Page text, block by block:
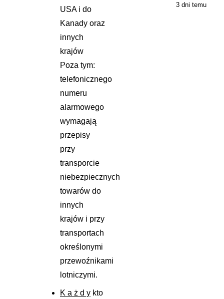
USA i do
Kanady oraz
innych
krajów
Poza tym:
telefonicznego
numeru
alarmowego
wymagają
przepisy
przy
transporcie
niebezpiecznych
towarów do
innych
krajów i przy
transportach
określonymi
przewoźnikami
lotniczymi.
K a ż d y kto
3 dni temu